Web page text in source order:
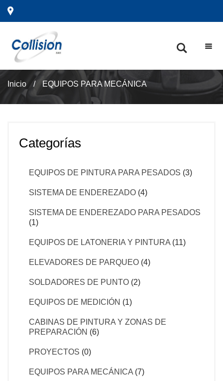
Inicio / EQUIPOS PARA MECÁNICA
Categorías
EQUIPOS DE PINTURA PARA PESADOS (3)
SISTEMA DE ENDEREZADO (4)
SISTEMA DE ENDEREZADO PARA PESADOS
(1)
EQUIPOS DE LATONERIA Y PINTURA (11)
ELEVADORES DE PARQUEO (4)
SOLDADORES DE PUNTO (2)
EQUIPOS DE MEDICIÓN (1)
CABINAS DE PINTURA Y ZONAS DE
PREPARACIÓN (6)
PROYECTOS (0)
EQUIPOS PARA MECÁNICA (7)